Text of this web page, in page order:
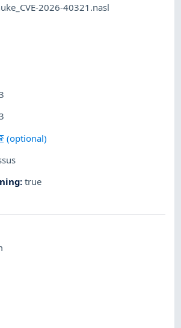
2026-40321.nasl
(optional)
:true